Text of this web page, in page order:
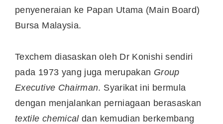
penyeneraian ke Papan Utama (Main Board)
Bursa Malaysia.
Texchem diasaskan oleh Dr Konishi sendiri
pada 1973 yang juga merupakan Group
Executive Chairman. Syarikat ini bermula
dengan menjalankan perniagaan berasaskan
textile chemicaldan kemudian berkembang